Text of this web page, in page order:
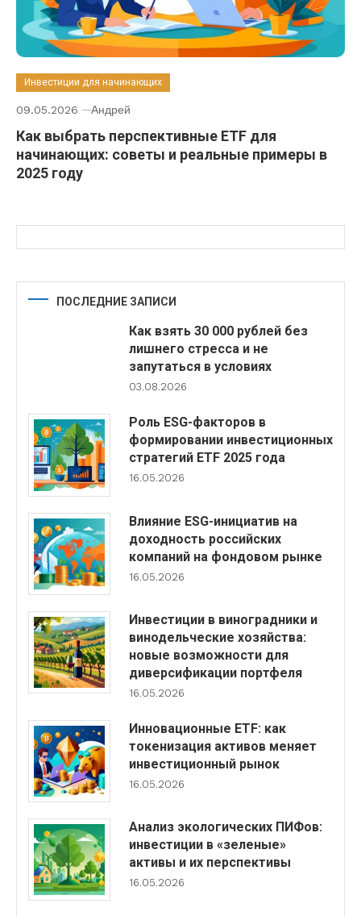
Инвестиции для начинающих
09.05.2026 Андрей
Как выбрать перспективные ETF для
начинающих: советы и реальные примеры в
2025 году
ПОСЛЕДНИЕ ЗАПИСИ
Как взять 30 000 рублей без
лишнего стресса и не
запутаться в условиях
03.08.2026
Роль ESG-факторов в
формировании инвестиционных
стратегий ETF 2025 года
16.05.2026
Влияние ESG-инициатив на
доходность российских
компаний на фондовом рынке
16.05.2026
Инвестиции в виноградники и
винодельческие хозяйства:
новые возможности для
диверсификации портфеля
16.05.2026
Инновационные ETF: как
токенизация активов меняет
инвестиционный рынок
16.05.2026
Анализ экологических ПИФов:
инвестиции в «зеленые»
активы и их перспективы
16.05.2026